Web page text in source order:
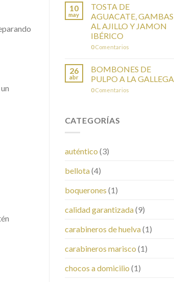
10
may
TOSTA DE
AGUACATE, GAMBAS
AL AJILLO Y JAMON
IBÉRICO
0Comentarios
26
abr
BOMBONES DE
PULPO A LA GALLEGA
0Comentarios
CATEGORÍAS
auténtico (3)
bellota(4)
boquerones (1)
calidad garantizada(9)
carabineros de huelva(1)
carabineros marisco (1)
chocos a domicilio (1)